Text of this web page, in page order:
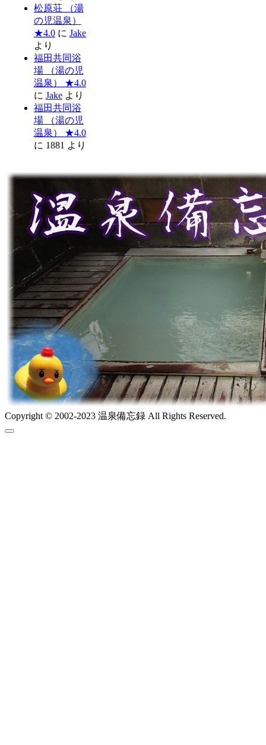
松原荘 （湯
の児温泉）
★4.0に Jake
より
福田共同浴
場 （湯の児
温泉） ★4.0
に Jakeより
福田共同浴
場 （湯の児
温泉） ★4.0
に 1881 より
Copyright © 2002-2023 温泉備忘録 All Rights Reserved.